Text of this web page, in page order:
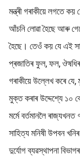
মন্ত্ৰী গৰাকীয়ে লগতে
আঁচনি লোৱা হৈছে আৰু
হৈছে। তেওঁ কয় যে এই
প্ৰজাতিৰ ফুল, ফল, ঔষধিৰ
গৰাকীয়ে উল্লেখ কৰে যে,
মুক্ত কৰাৰ উদ্দেশ্যে ১০
মৰ্মে বৰ্তমানলৈ
সাহিত্য মনিষী উপবন
দুৰ্যোগ ব্যৱস্থাপনা